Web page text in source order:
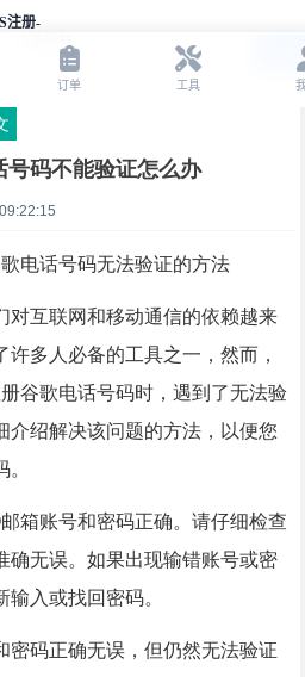
号码不能验证怎么办
电话号码无法验证的方法
对互联网和移动通信的依赖越来
多人必备的工具之一，然而，
谷歌电话号码时，遇到了无法验
介绍解决该问题的方法，以便您
箱账号和密码正确。请仔细检查
确无误。如果出现输错账号或密
入或找回密码。
密码正确无误，但仍然无法验证